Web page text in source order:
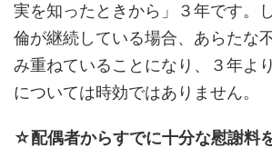
実を知ったときから」３年です。
倫が継続している場合、あらたな
み重ねていることになり、３年よ
については時効ではありません。
☆配偶者からすでに十分な慰謝料